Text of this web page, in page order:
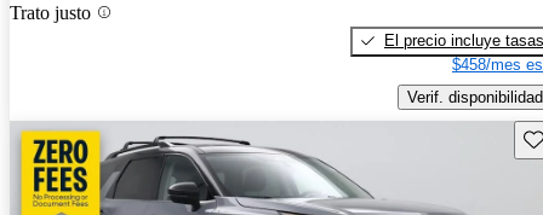
Trato justo
El precio incluye tasas
$458/mes
Verif. disponibilidad